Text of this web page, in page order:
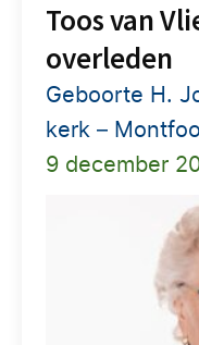
Toos van
overleden
Geboorte H.
kerk –
9 december